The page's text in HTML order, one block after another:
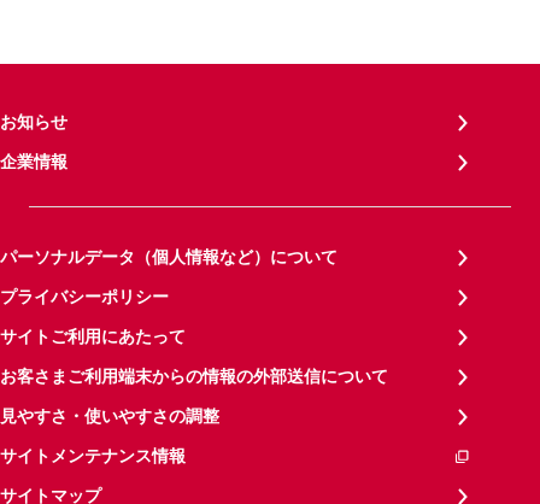
お知らせ
企業情報
パーソナルデータ（個人情報など）について
プライバシーポリシー
サイトご利用にあたって
お客さまご利用端末からの情報の外部送信について
見やすさ・使いやすさの調整
サイトメンテナンス情報
サイトマップ